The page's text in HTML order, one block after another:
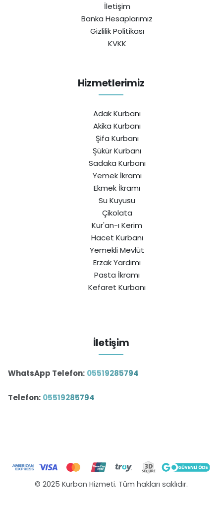
İletişim
Banka Hesaplarımız
Gizlilik Politikası
KVKK
Hizmetlerimiz
Adak Kurbanı
Akika Kurbanı
Şifa Kurbanı
Şükür Kurbanı
Sadaka Kurbanı
Yemek İkramı
Ekmek İkramı
Su Kuyusu
Çikolata
Kur'an-ı Kerim
Hacet Kurbanı
Yemekli Mevlüt
Erzak Yardımı
Pasta İkramı
Kefaret Kurbanı
İletişim
WhatsApp Telefon: 05519285794
Telefon: 05519285794
© 2025 Kurban Hizmeti. Tüm hakları saklıdır.